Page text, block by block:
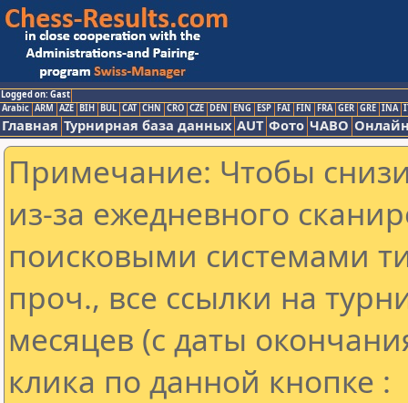
Logged on: Gast
Arabic ARM AZE BIH BUL CAT CHN CRO CZE DEN ENG ESP FAI FIN FRA GER GRE INA
Главная Турнирная база данных AUT Фото ЧАВО
Примечание: Чтобы
из-за ежедневного
поисковыми системами
проч., все ссылки на
месяцев (с даты
клика по данной кнопке :